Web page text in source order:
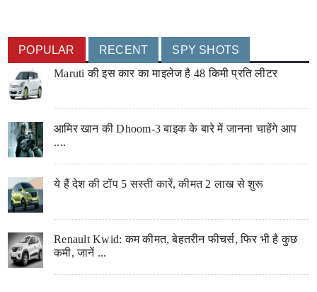
POPULAR RECENT
SPY SHOTS
Maruti की इस कार का माइलेज है 48 किमी प्रति लीटर
आमिर खान की Dhoom-3 बाइक के बारे में जानना चाहेंगे आप
....
ये हैं देश की टॉप 5 सस्ती कारें, कीमत 2 लाख से शुरू
Renault Kwid: कम कीमत, बेहतरीन फीचर्स, फिर भी है कुछ
कमी, जानें ...